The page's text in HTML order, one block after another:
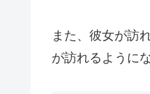
また、彼女が訪
が訪れるように